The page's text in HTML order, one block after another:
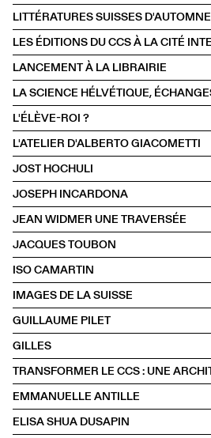
LITTÉRATURES SUISSES D'AUTOMNE
LANCEMENT À LA LIBRAIRIE
L'ÉLÈVE-ROI ?
L'ATELIER D'ALBERTO GIACOMETTI
JOST HOCHULI
JOSEPH INCARDONA
JEAN WIDMER UNE TRAVERSÉE
JACQUES TOUBON
ISO CAMARTIN
IMAGES DE LA SUISSE
GUILLAUME PILET
GILLES
EMMANUELLE ANTILLE
ELISA SHUA DUSAPIN